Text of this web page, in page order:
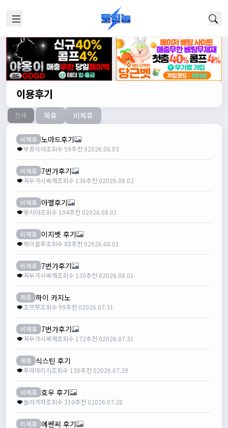
이용후기
전체 제휴 비제휴
비제휴 노마드후기
부릉이야조회수 59추천 02026.08.03
비제휴 7번가후기
꼭두가시싸개조회수 136추천 02026.08.02
비제휴 아펠후기
뭉치야조회수 104추천 02026.08.01
비제휴 이지벳 후기
제이블루조회수 88추천 02026.08.01
비제휴 7번가후기
꼭두가시싸개조회수 130추천 02026.08.01
제휴 하이 카지노
조쯔쭈조회수 99추천 02026.07.31
비제휴 7번가후기
꼭두가시싸개조회수 172추천 02026.07.31
제휴 식스틴 후기
루마마리치조회수 130추천 02026.07.29
비제휴 호우 후기
놀러가자조회수 310추천 02026.07.28
비제휴 에쎈씨 후기